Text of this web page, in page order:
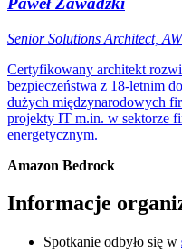
Senior Solutions Architect,
Certyfikowany architekt
bezpieczeństwa z 18-letnim
dużych międzynarodowych
projekty IT m.in. w sektorze
energetycznym.
Amazon Bedrock
Informacje
Spotkanie odbyło się w